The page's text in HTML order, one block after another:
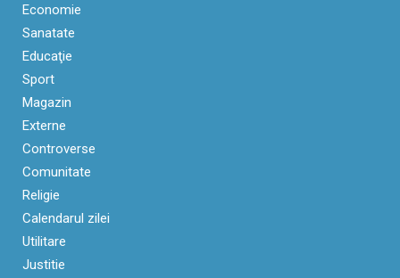
Economie
Sanatate
Educaţie
Sport
Magazin
Externe
Controverse
Comunitate
Religie
Calendarul zilei
Utilitare
Justitie